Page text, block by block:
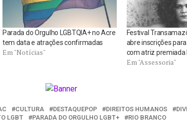
Parada do Orgulho LGBTQIA+ no Acre
tem data e atrações confirmadas
Em "Notícias"
Festival
abre inscrições
com atriz premiada
Em "Assessoria"
CULTURA DESTAQUEPOP DIREITOS HUMANOS
LGBT PARADA DO ORGULHO LGBT+ RIO BRANCO